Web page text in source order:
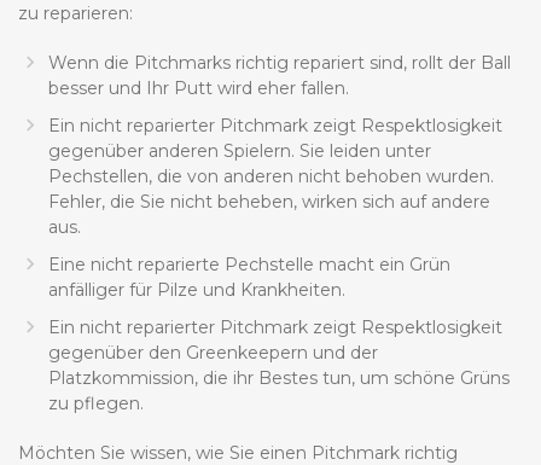
zu reparieren:
Wenn die Pitchmarks richtig repariert sind, rollt der Ball
besser und Ihr Putt wird eher fallen.
Ein nicht reparierter Pitchmark zeigt Respektlosigkeit
gegenüber anderen Spielern. Sie leiden unter
Pechstellen, die von anderen nicht behoben wurden.
Fehler, die Sie nicht beheben, wirken sich auf andere
aus.
Eine nicht reparierte Pechstelle macht ein Grün
anfälliger für Pilze und Krankheiten.
Ein nicht reparierter Pitchmark zeigt Respektlosigkeit
gegenüber den Greenkeepern und der
Platzkommission, die ihr Bestes tun, um schöne Grüns
zu pflegen.
Möchten Sie wissen, wie Sie einen Pitchmark richtig